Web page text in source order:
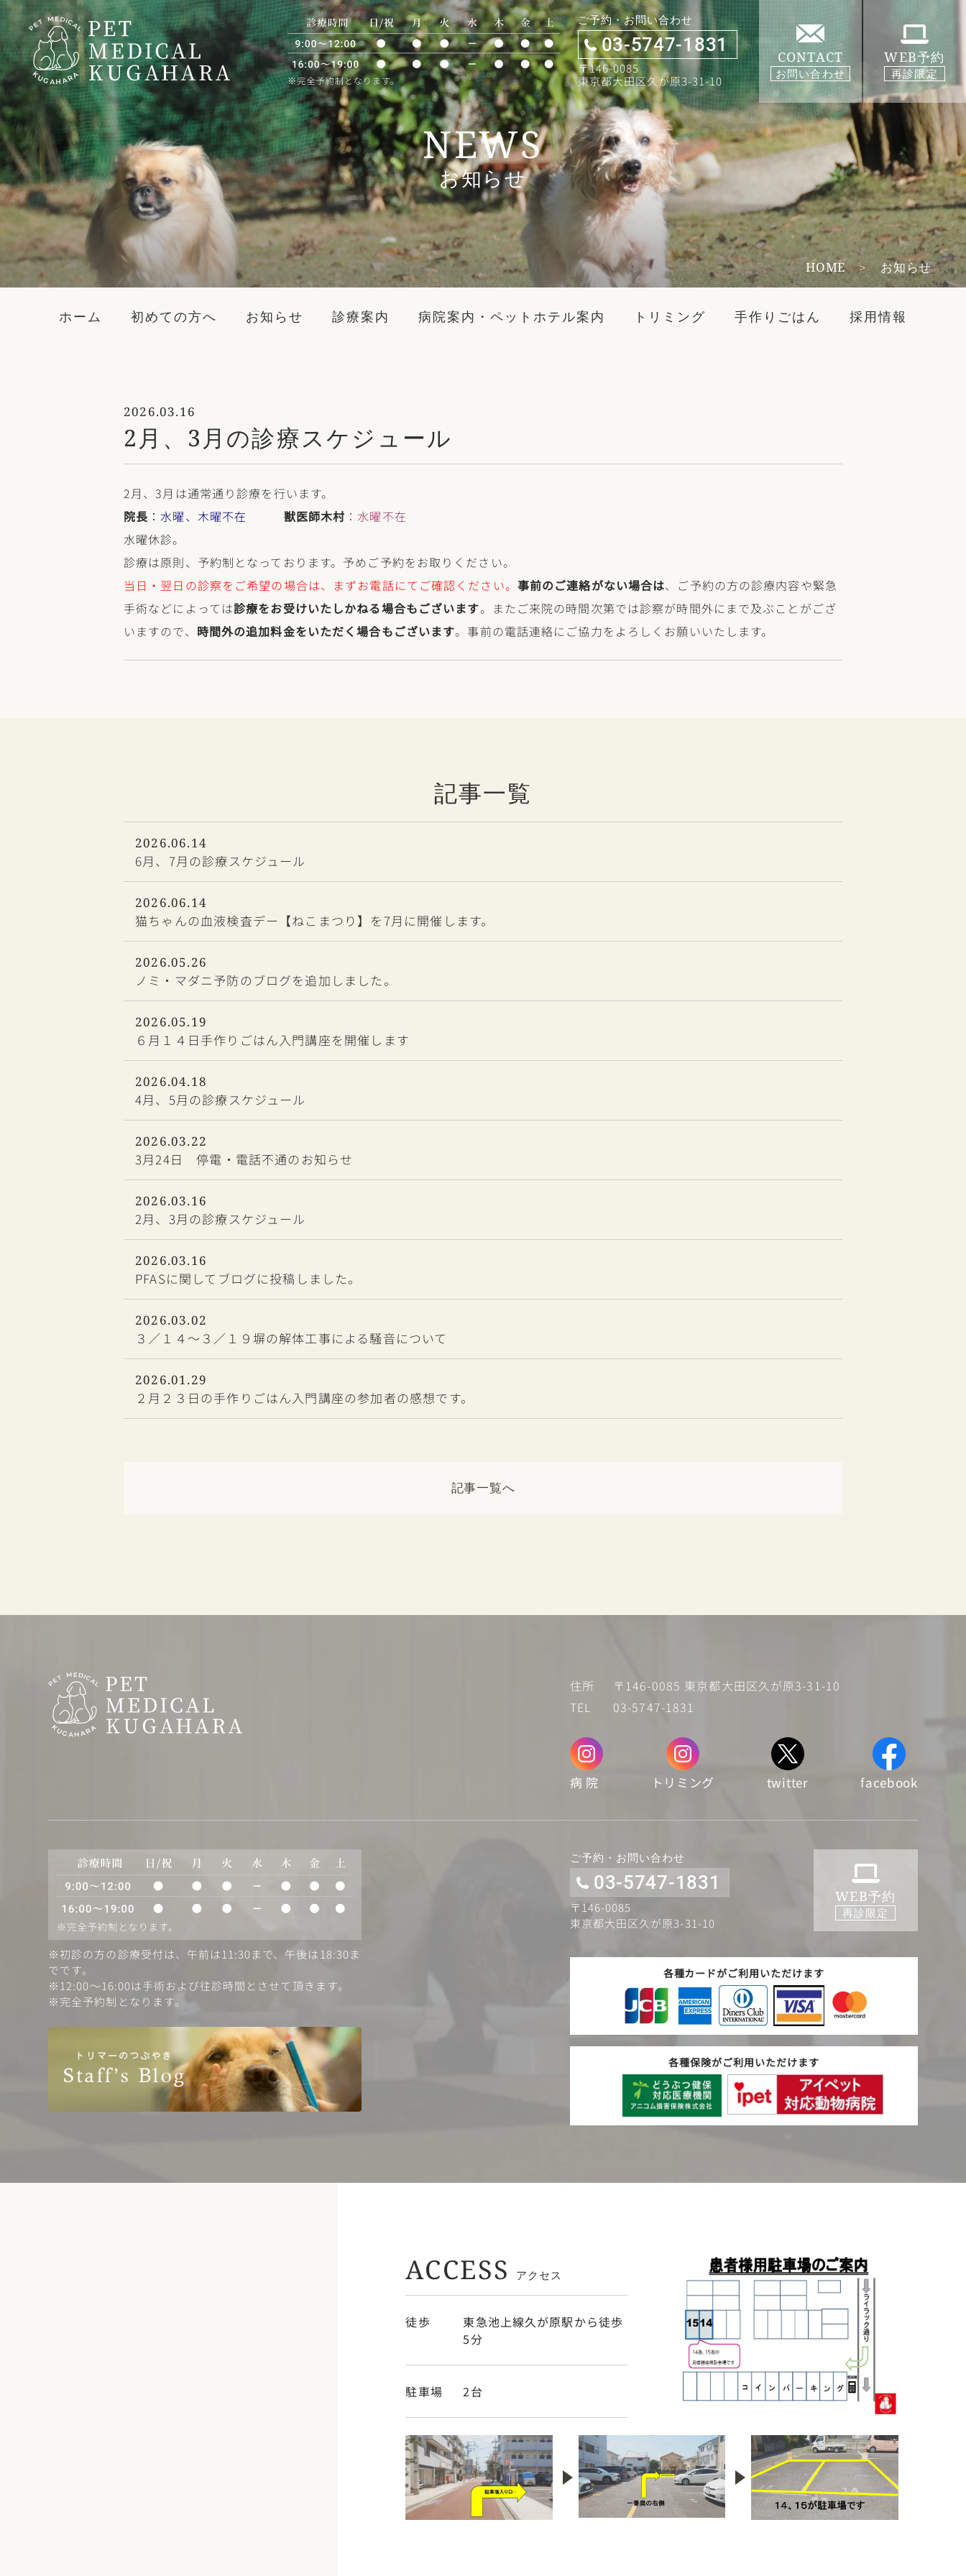
ご予約・お問い合わせ
03-5747-1831
〒146-0085
東京都大田区久が原3-31-10
CONTACT
お問い合わせ
WEB予約
再診限定
ホーム 初めての方へ お知らせ 診療案内 病院案内・ペットホテル案内 トリミング 手作りごはん 採用情報
NEWS
お知らせ
HOME お知らせ
2026.03.16
2月、3月の診療スケジュール
2月、3月は通常通り診療を行います。
院長 ：水曜、木曜不在 獣医師木村 ：水曜不在
水曜休診。
診療は原則、予約制となっております。予めご予約をお取りください。
当日・翌日の診察をご希望の場合は、まずお電話にてご確認ください。 事前のご連絡がない場合は、ご予約の方の診療内容や緊急
手術などによっては診療をお受けいたしかねる場合もございます。またご来院の時間次第では診察が時間外にまで及ぶことがござ
いますので、 時間外の追加料金をいただく場合もございます。事前の電話連絡にご協力をよろしくお願いいたします。
記事一覧
2026.06.14
6月、7月の診療スケジュール
2026.06.14
猫ちゃんの血液検査デー【ねこまつり】を7月に開催します。
2026.05.26
ノミ・マダニ予防のブログを追加しました。
2026.05.19
６月１４日手作りごはん入門講座を開催します
2026.04.18
4月、5月の診療スケジュール
2026.03.22
3月24日 停電・電話不通のお知らせ
2026.03.16
2月、3月の診療スケジュール
2026.03.16
PFASに関してブログに投稿しました。
2026.03.02
３／１４～３／１９塀の解体工事による騒音について
2026.01.29
２月２３日の手作りごはん入門講座の参加者の感想です。
記事一覧へ
住所
〒146-0085 東京都大田区久が原3-31-10
TEL
03-5747-1831
病 院 トリミング twitter facebook
※初診の方の診療受付は、午前は11:30まで、午後は18:30ま
でです。
※12:00〜16:00は手術および往診時間とさせて頂きます。
※完全予約制となります。
ご予約・お問い合わせ
03-5747-1831
〒146-0085
東京都大田区久が原3-31-10
WEB予約
再診限定
各種カードがご利用いただけます
各種保険がご利用いただけます
ACCESS アクセス
徒歩
東急池上線久が原駅から徒歩
5分
駐車場 2台